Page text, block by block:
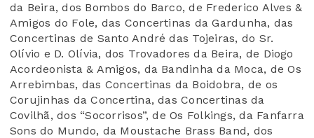
da Beira, dos Bombos do Barco, de Frederico Alves &
Amigos do Fole, das Concertinas da Gardunha, das
Concertinas de Santo André das Tojeiras, do Sr.
Olívio e D. Olívia, dos Trovadores da Beira, de Diogo
Acordeonista & Amigos, da Bandinha da Moca, de Os
Arrebimbas, das Concertinas da Boidobra, de os
Corujinhas da Concertina, das Concertinas da
Covilhã, dos “Socorrisos”, de Os Folkings, da Fanfarra
Sons do Mundo, da Moustache Brass Band, dos